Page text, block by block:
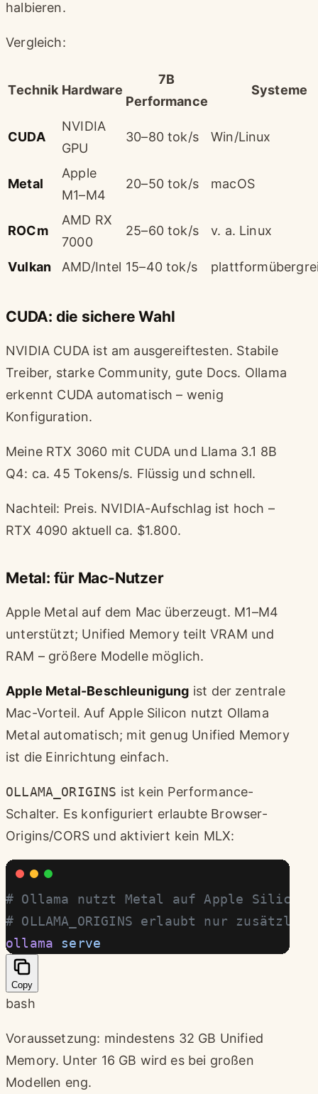
halbieren.
Vergleich:
Technik Hardware
7B
Performance
Systeme
CUDA
NVIDIA
GPU
30–80 tok/s Win/Linux
Metal
Apple
M1–M4
20–50 tok/s macOS
ROCm
AMD RX
7000
25–60 tok/s v. a. Linux
Vulkan AMD/Intel 15–40 tok/s
CUDA: die sichere Wahl
NVIDIA CUDA ist am ausgereiftesten. Stabile
Treiber, starke Community, gute Docs. Ollama
erkennt CUDA automatisch – wenig
Konfiguration.
Meine RTX 3060 mit CUDA und Llama 3.1 8B
Q4: ca. 45 Tokens/s. Flüssig und schnell.
Nachteil: Preis. NVIDIA-Aufschlag ist hoch –
RTX 4090 aktuell ca. $1.800.
Metal: für Mac-Nutzer
Apple Metal auf dem Mac überzeugt. M1–M4
unterstützt; Unified Memory teilt VRAM und
RAM – größere Modelle möglich.
Apple Metal-Beschleunigung ist der zentrale
Mac-Vorteil. Auf Apple Silicon nutzt Ollama
Metal automatisch; mit genug Unified Memory
ist die Einrichtung einfach.
OLLAMA_ORIGINS ist kein Performance-
Schalter. Es konfiguriert erlaubte Browser-
Origins/CORS und aktiviert kein MLX:
# Ollama nutzt Metal auf Apple Silicon
# OLLAMA_ORIGINS erlaubt nur
ollama serve
Copy
bash
Voraussetzung: mindestens 32 GB Unified
Memory. Unter 16 GB wird es bei großen
Modellen eng.